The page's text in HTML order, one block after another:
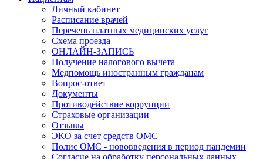
Личный кабинет
Расписание врачей
Перечень платных медицинских услуг
Схема проезда
ОНЛАЙН-ЗАПИСЬ
Получение налогового вычета
Медпомощь иностранным гражданам
Вопрос-ответ
Документы
Противодействие коррупции
Страховые организации
Отзывы
ЭКО за счет средств ОМС
Полис ОМС - нововведения в период пандемии
Согласие на обработку персональных данных